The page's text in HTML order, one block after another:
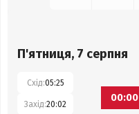
П'ятниця, 7 серпня
Схід:05:25
Захід:20:02
00:00